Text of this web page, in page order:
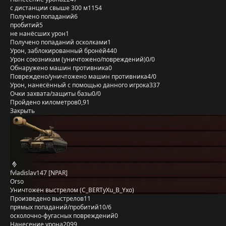
с дистанции свыше 300 м1154
Получено попаданий6
пробитий5
не нанёсших урон1
Получено попаданий осколками1
Урон, заблокированный бронёй440
Урон союзникам (уничтожено/повреждений)0/0
Обнаружено машин противника0
Повреждено/уничтожено машин противника4/0
Урон, нанесённый с помощью данного игрока337
Очки захвата/защиты базы0/0
Пройдено километров0,91
Закрыть
fvladislav147 [NPAR]
Orso
Уничтожен выстрелом (C_BERTyXu_B_Yxo)
Произведено выстрелов11
прямых попаданий/пробитий10/6
осколочно-фугасных повреждений0
Нанесение урона2099